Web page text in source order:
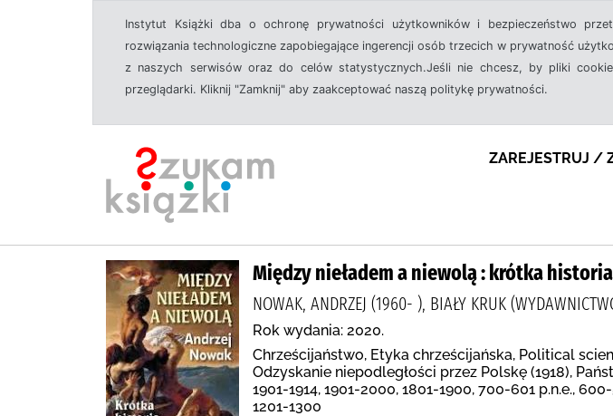
Instytut Książki dba o ochronę prywatności użytkowników i bezpieczeństwo
rozwiązania technologiczne zapobiegające ingerencji osób trzecich w prywatność
z naszych serwisów oraz do celów statystycznych.Jeśli nie chcesz, by pliki
przeglądarki. Kliknij "Zamknij" aby zaakceptować naszą politykę prywatności.
ZAREJESTRUJ /
Między nieładem a niewolą : krótka
NOWAK, ANDRZEJ (1960- ), BIAŁY KRUK
Rok wydania: 2020.
Chrześcijaństwo, Etyka chrześcijańska, Political
Odzyskanie niepodległości przez Polskę (1918),
1901-1914, 1901-2000, 1801-1900, 700-601 p.n.e.,
1201-1300